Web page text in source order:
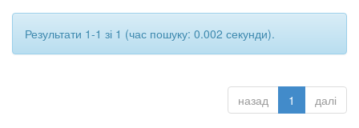
Результати 1-1 зі 1 (час пошуку: 0.002 секунди).
назад 1 далі